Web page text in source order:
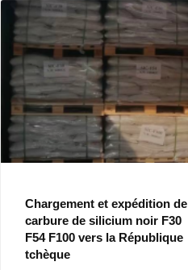
Chargement et expédition de
carbure de silicium noir F30
F54 F100 vers la République
tchèque